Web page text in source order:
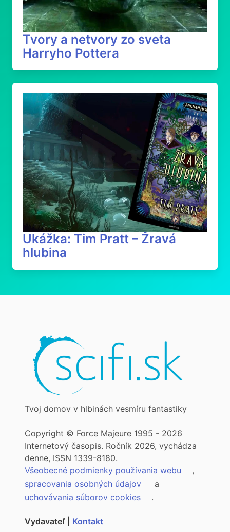
Tvory a netvory zo sveta
Harryho Pottera
Ukážka: Tim Pratt – Žravá
hlubina
Tvoj domov v hlbinách vesmíru fantastiky
Copyright © Force Majeure 1995 - 2026
Internetový časopis. Ročník 2026, vychádza
denne, ISSN 1339-8180.
Všeobecné podmienky používania webu
,
spracovania osobných údajov
a
uchovávania súborov cookies
.
Vydavateľ | Kontakt